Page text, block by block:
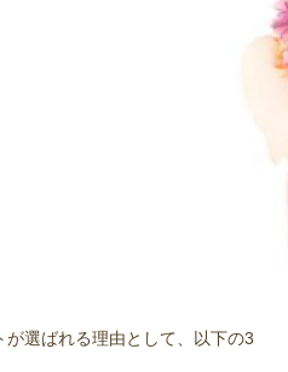
選ばれる理由として、以下の3